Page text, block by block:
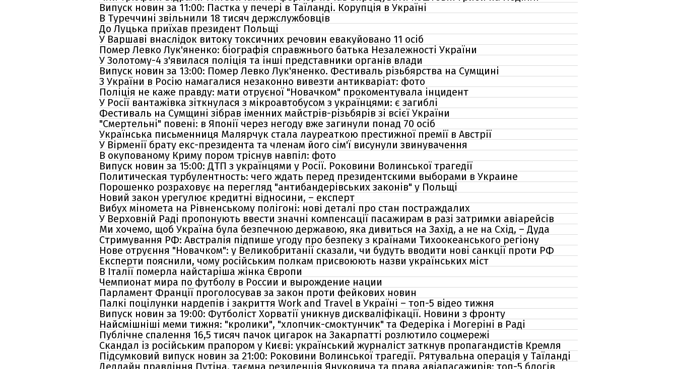
Випуск новин за 11:00: Пастка у печері в Таїланді. Корупція в Україні
В Туреччині звільнили 18 тисяч держслужбовців
До Луцька приїхав президент Польщі
У Варшаві внаслідок витоку токсичних речовин евакуйовано 11 осіб
Помер Левко Лук'яненко: біографія справжнього батька Незалежності України
У Золотому-4 з'явилася поліція та інші представники органів влади
Випуск новин за 13:00: Помер Левко Лук'яненко. Фестиваль різьбярства на Сумщині
З України в Росію намагалися незаконно вивезти антикваріат: фото
Поліція не каже правду: мати отруєної "Новачком" прокоментувала інцидент
У Росії вантажівка зіткнулася з мікроавтобусом з українцями: є загиблі
Фестиваль на Сумщині зібрав іменних майстрів-різьбярів зі всієї України
"Смертельні" повені: в Японії через негоду вже загинули понад 70 осіб
Українська письменниця Малярчук стала лауреаткою престижної премії в Австрії
У Вірменії брату екс-президента та членам його сім'ї висунули звинувачення
В окупованому Криму пором тріснув навпіл: фото
Випуск новин за 15:00: ДТП з українцями у Росії. Роковини Волинської трагедії
Политическая турбулентность: чего ждать перед президентскими выборами в Украине
Порошенко розраховує на перегляд "антибандерівських законів" у Польщі
Новий закон урегулює кредитні відносини, – експерт
Вибух міномета на Рівненському полігоні: нові деталі про стан постраждалих
У Верховній Раді пропонують ввести значні компенсації пасажирам в разі затримки авіарейсів
Ми хочемо, щоб Україна була безпечною державою, яка дивиться на Захід, а не на Схід, – Дуда
Стримування РФ: Австралія підпише угоду про безпеку з країнами Тихоокеанського регіону
Нове отруєння "Новачком": у Великобританії сказали, чи будуть вводити нові санкції проти РФ
Експерти пояснили, чому російським полкам присвоюють назви українських міст
В Італії померла найстаріша жінка Європи
Чемпионат мира по футболу в России и вырождение нации
Парламент Франції проголосував за закон проти фейкових новин
Палкі поцілунки нардепів і закриття Work and Travel в Україні – топ-5 відео тижня
Випуск новин за 19:00: Футболіст Хорватії уникнув дискваліфікації. Новини з фронту
Найсмішніші меми тижня: "кролики", "хлопчик-смоктунчик" та Федеріка і Могеріні в Раді
Публічне спалення 16,5 тисяч пачок цигарок на Закарпатті розлютило соцмережі
Скандал із російським прапором у Києві: український журналіст заткнув пропагандистів Кремля
Підсумковий випуск новин за 21:00: Роковини Волинської трагедії. Рятувальна операція у Таїланді
Дедлайн правління Путіна, таємна резиденція Януковича та права авіапасажирів: топ-5 блогів